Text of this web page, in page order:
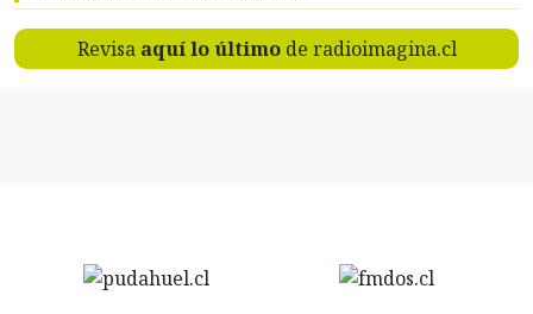
Revisa aquí lo últimode radioimagina.cl